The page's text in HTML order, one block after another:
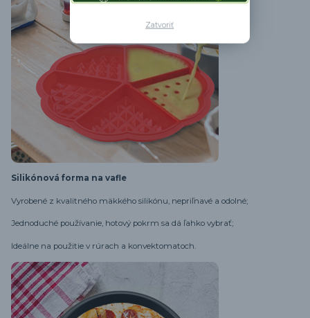
Silikónová forma na vafle
Vyrobené z kvalitného mäkkého silikónu, nepriľnavé a odolné;
Jednoduché používanie, hotový pokrm sa dá ľahko vybrať;
Ideálne na použitie v rúrach a konvektomatoch.
Zatvoriť